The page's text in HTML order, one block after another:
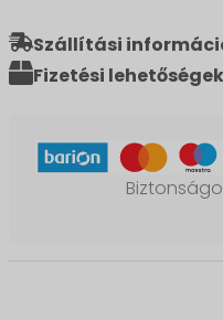
Szállítási
Fizetési lehetőségek